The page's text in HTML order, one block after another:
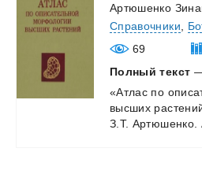
Артюшенко
Справочники
69
Полный текст
«Атлас по
высших
З.Т. Артюшенко.